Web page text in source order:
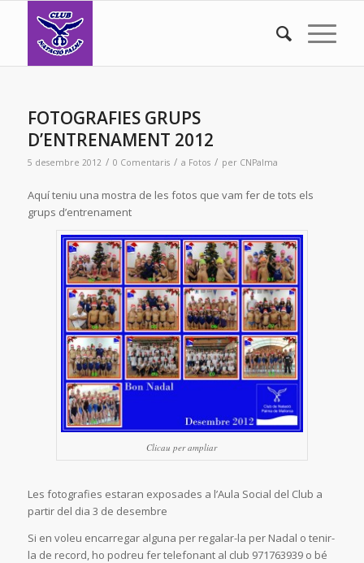
FOTOGRAFIES GRUPS
D’ENTRENAMENT 2012
5 desembre 2012 / 0 Comentaris / a Fotos / per CNPalma
Aquí teniu una mostra de les fotos que vam fer de tots els
grups d’entrenament
Clicau per ampliar
Les fotografies estaran exposades a l’Aula Social del Club a
partir del dia 3 de desembre
Si en voleu encarregar alguna per regalar-la per Nadal o tenir-
la de record, ho podreu fer telefonant al club 971763939 o bé